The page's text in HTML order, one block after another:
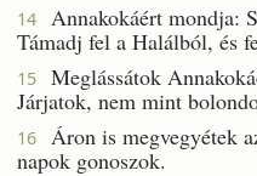
14
Annakokáért mondja:
Támadj fel a Halálból, és
15
Meglássátok
Járjatok, nem mint
16
Áron is megvegyétek
napok gonoszok.